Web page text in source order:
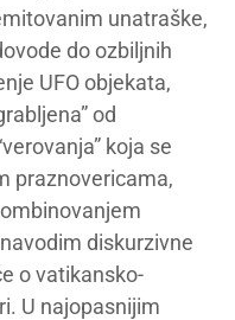
unatraške,
do ozbiljnih
UFO objekata,
od
koja se
praznovericama,
diskurzivne
o vatikansko-
U najopasnijim